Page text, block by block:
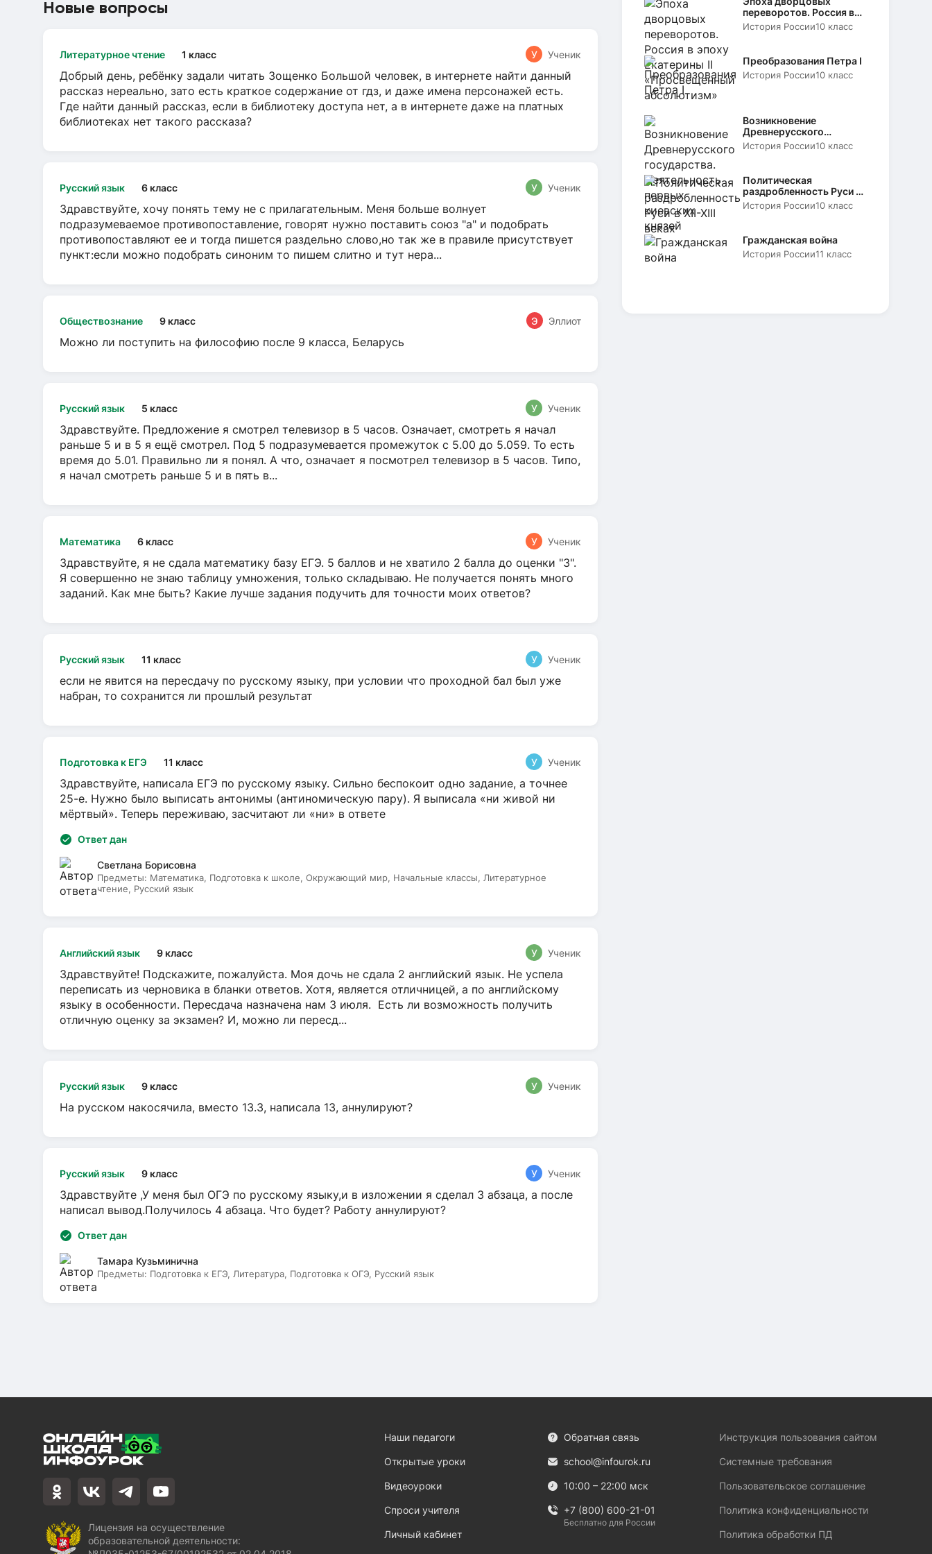
переворотов. Россия в
эпоху Екатерины II
«Просвещенный
История России10 класс
Преобразования Петра I
История России10 класс
Возникновение
Древнерусского
государства.
Деятельность первых
История России10 класс
Политическая
раздробленность Руси в
XII-XIII веках
История России10 класс
Гражданская война
История России11 класс
Новые вопросы
Литературное чтение 1 класс У Ученик
Добрый день, ребёнку задали читать Зощенко Большой человек, в интернете найти данный
рассказ нереально, зато есть краткое содержание от гдз, и даже имена персонажей есть.
Где найти данный рассказ, если в библиотеку доступа нет, а в интернете даже на платных
библиотеках нет такого рассказа?
Русский язык 6 класс У Ученик
Здравствуйте, хочу понять тему не с прилагательным. Меня больше волнует
подразумеваемое противопоставление, говорят нужно поставить союз "а" и подобрать
противопоставляют ее и тогда пишется раздельно слово,но так же в правиле присутствует
пункт:если можно подобрать синоним то пишем слитно и тут нера...
Обществознание 9 класс Э Эллиот
Можно ли поступить на философию после 9 класса, Беларусь
Русский язык 5 класс У Ученик
Здравствуйте. Предложение я смотрел телевизор в 5 часов. Означает, смотреть я начал
раньше 5 и в 5 я ещё смотрел. Под 5 подразумевается промежуток с 5.00 до 5.059. То есть
время до 5.01. Правильно ли я понял. А что, означает я посмотрел телевизор в 5 часов. Типо,
я начал смотреть раньше 5 и в пять в...
Математика 6 класс У Ученик
Здравствуйте, я не сдала математику базу ЕГЭ. 5 баллов и не хватило 2 балла до оценки "3".
Я совершенно не знаю таблицу умножения, только складываю. Не получается понять много
заданий. Как мне быть? Какие лучше задания подучить для точности моих ответов?
Русский язык 11 класс У Ученик
если не явится на пересдачу по русскому языку, при условии что проходной бал был уже
набран, то сохранится ли прошлый результат
Подготовка к ЕГЭ 11 класс У Ученик
Здравствуйте, написала ЕГЭ по русскому языку. Сильно беспокоит одно задание, а точнее
25-е. Нужно было выписать антонимы (антиномическую пару). Я выписала «ни живой ни
мёртвый». Теперь переживаю, засчитают ли «ни» в ответе
Ответ дан
Светлана Борисовна
Предметы: Математика, Подготовка к школе, Окружающий мир, Начальные классы, Литературное
чтение, Русский язык
Английский язык 9 класс У Ученик
Здравствуйте! Подскажите, пожалуйста. Моя дочь не сдала 2 английский язык. Не успела
переписать из черновика в бланки ответов. Хотя, является отличницей, а по английскому
языку в особенности. Пересдача назначена нам 3 июля. Есть ли возможность получить
отличную оценку за экзамен? И, можно ли пересд...
Русский язык 9 класс У Ученик
На русском накосячила, вместо 13.3, написала 13, аннулируют?
Русский язык 9 класс У Ученик
Здравствуйте ,У меня был ОГЭ по русскому языку,и в изложении я сделал 3 абзаца, а после
написал вывод.Получилось 4 абзаца. Что будет? Работу аннулируют?
Ответ дан
Тамара Кузьминична
Предметы: Подготовка к ЕГЭ, Литература, Подготовка к ОГЭ, Русский язык
Лицензия на осуществление
образовательной деятельности:
Наши педагоги
Открытые уроки
Видеоуроки
Спроси учителя
Личный кабинет
Обратная связь
school@infourok.ru
10:00 – 22:00 мск
+7 (800) 600-21-01
Бесплатно для России
Инструкция пользования сайтом
Системные требования
Пользовательское соглашение
Политика конфиденциальности
Политика обработки ПД